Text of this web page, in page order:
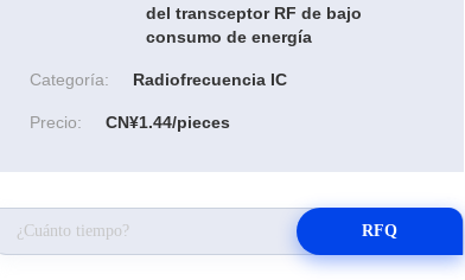
del transceptor RF de bajo
consumo de energía
Categoría: Radiofrecuencia IC
Precio: CN¥1.44/pieces
RFQ